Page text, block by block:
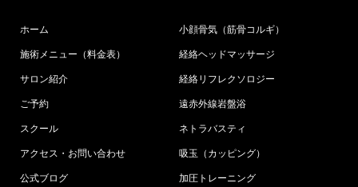
ホーム
施術メニュー（料金表）
サロン紹介
ご予約
スクール
アクセス・お問い合わせ
公式ブログ
小顔骨気（筋骨コルギ）
経絡ヘッドマッサージ
経絡リフレクソロジー
遠赤外線岩盤浴
ネトラバスティ
吸玉（カッピング）
加圧トレーニング